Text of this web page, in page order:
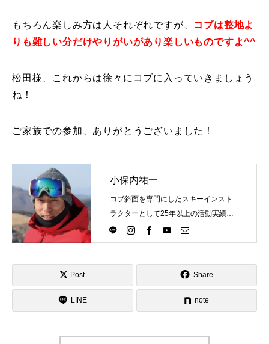
常時メルマガ
お問合せ
もちろん楽しみ方は人それぞれですが、 コブは整地よ
りも難しい分だけやりがいがあり楽しいものですよ^^
松田様、これからは徐々にコブに入っていきましょう
ね！
ご家族での参加、ありがとうございました！
小保内祐一
コブ斜面を専門にしたスキーインスト
ラクターとして25年以上の活動実績。
Directlineスキースクール代表として、
スキーインストラクターが職業選択の
Post Share
LINE note